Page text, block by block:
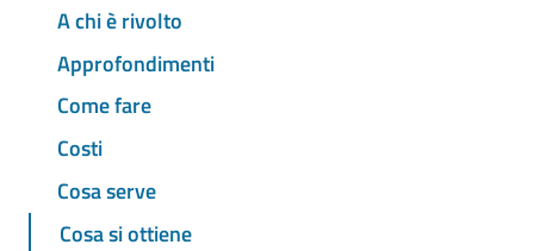
A chi è rivolto
Approfondimenti
Come fare
Costi
Cosa serve
Cosa si ottiene